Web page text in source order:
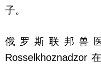
子。
俄罗斯联邦兽
Rosselkhoznadzor